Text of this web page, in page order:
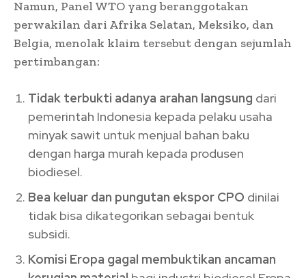
Namun, Panel WTO yang beranggotakan
perwakilan dari Afrika Selatan, Meksiko, dan
Belgia, menolak klaim tersebut dengan sejumlah
pertimbangan:
Tidak terbukti adanya arahan langsung dari
pemerintah Indonesia kepada pelaku usaha
minyak sawit untuk menjual bahan baku
dengan harga murah kepada produsen
biodiesel.
Bea keluar dan pungutan ekspor CPO dinilai
tidak bisa dikategorikan sebagai bentuk
subsidi.
Komisi Eropa gagal membuktikan ancaman